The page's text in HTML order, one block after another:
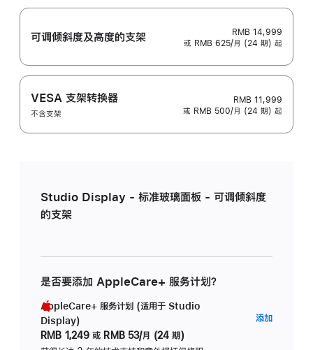
可调倾斜度及高‍度的支‍架
RMB 14,999
或 RMB 625/月 (24 期) 起
VESA 支架转换器
不含支架
RMB 11,999
或 RMB 500/月 (24 期) 起
Studio Display - 标准玻璃面板 - 可调倾斜度
的支架
是否要添加 AppleCare+ 服务计划？
AppleCare+ 服务计划 (适用于 Studio
Display)
RMB 1,249 或 RMB 53/月 (24 期)
添加